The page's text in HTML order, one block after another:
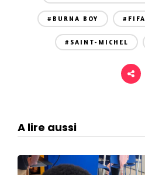
#BURNA BOY #FIFA
#SAINT-MICHEL
A lire aussi